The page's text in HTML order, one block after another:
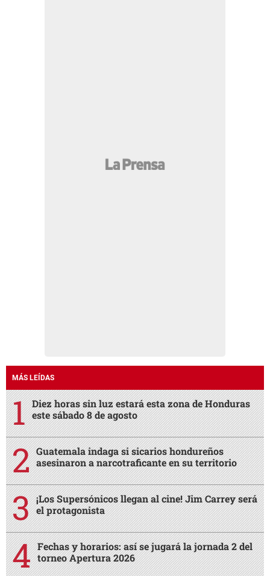
MÁS LEÍDAS
Diez horas sin luz estará esta zona de Honduras
este sábado 8 de agosto
Guatemala indaga si sicarios hondureños
asesinaron a narcotraficante en su territorio
¡Los Supersónicos llegan al cine! Jim Carrey será
el protagonista
Fechas y horarios: así se jugará la jornada 2 del
torneo Apertura 2026